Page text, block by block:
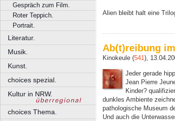
Gespräch zum Film.
Roter Teppich.
Portrait.
Literatur.
Musik.
Kunst.
choices spezial.
Kultur in NRW.
choices Thema.
Alien bleibt halt eine
Ab(t)reibung im
Kinokeule (541),
Jeder gerade
Jean Pierre
Kinder?
dunkles Ambiente
pathologische Museum
Und auch die